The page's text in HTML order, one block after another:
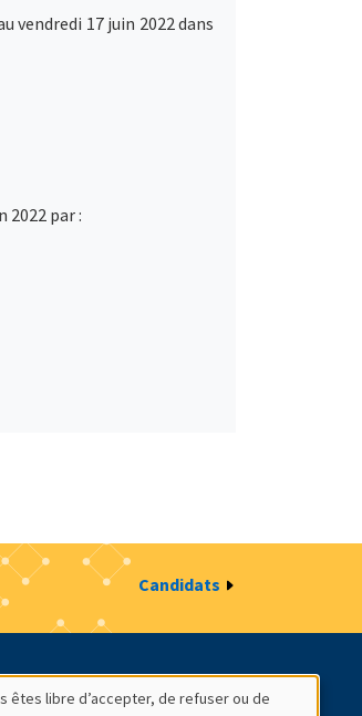
vendredi 17 juin 2022 dans
2022 par :
Candidats
Intranet
êtes libre d’accepter, de refuser ou de